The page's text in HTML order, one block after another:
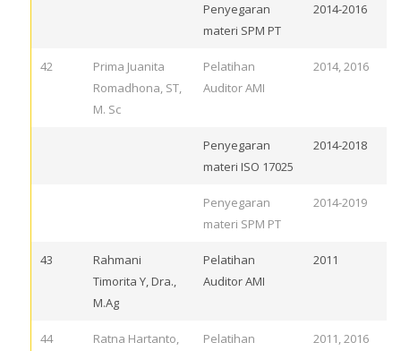
Penyegaran
materi SPM PT
2014-2016
42
Prima Juanita
Romadhona, ST,
M. Sc
Pelatihan
Auditor AMI
2014, 2016
Penyegaran
materi ISO 17025
2014-2018
Penyegaran
materi SPM PT
2014-2019
43
Rahmani
Timorita Y, Dra.,
M.Ag
Pelatihan
Auditor AMI
2011
44
Ratna Hartanto,
Pelatihan
2011, 2016